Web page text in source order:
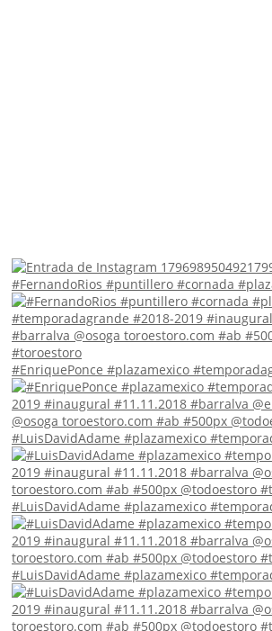
#FernandoRios #puntillero #cornada
#EnriquePonce #plazamexico
#LuisDavidAdame #plazamexico
#LuisDavidAdame #plazamexico
#LuisDavidAdame #plazamexico